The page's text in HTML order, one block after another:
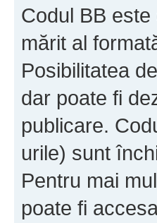
Codul BB
mărit al
Posibilitatea
dar poate fi
publicare.
urile) sunt
Pentru mai
poate fi